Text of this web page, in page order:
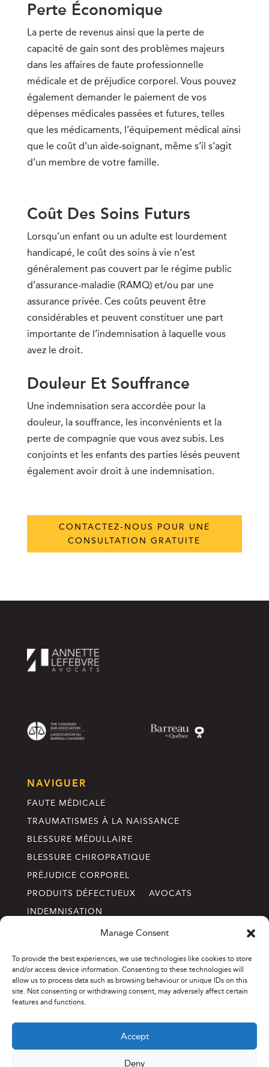
Manage Consent
To provide the best experiences, we use technologies like cookies to store
and/or access device information. Consenting to these technologies will
allow us to process data such as browsing behaviour or unique IDs on this
site. Not consenting or withdrawing consent, may adversely affect certain
features and functions.
Accept
Deny
Perte Économique
La perte de revenus ainsi que la perte de
capacité de gain sont des problèmes majeurs
dans les affaires de faute professionnelle
médicale et de préjudice corporel. Vous pouvez
également demander le paiement de vos
dépenses médicales passées et futures, telles
que les médicaments, l’équipement médical ainsi
que le coût d’un aide-soignant, même s’il s’agit
d’un membre de votre famille.
Coût Des Soins Futurs
Lorsqu’un enfant ou un adulte est lourdement
handicapé, le coût des soins à vie n’est
généralement pas couvert par le régime public
d’assurance-maladie (RAMQ) et/ou par une
assurance privée. Ces coûts peuvent être
considérables et peuvent constituer une part
importante de l’indemnisation à laquelle vous
avez le droit.
Douleur Et Souffrance
Une indemnisation sera accordée pour la
douleur, la souffrance, les inconvénients et la
perte de compagnie que vous avez subis. Les
conjoints et les enfants des parties lésés peuvent
également avoir droit à une indemnisation.
CONTACTEZ-NOUS POUR UNE
CONSULTATION GRATUITE
NAVIGUER
FAUTE MÉDICALE
TRAUMATISMES À LA NAISSANCE
BLESSURE MÉDULLAIRE
BLESSURE CHIROPRATIQUE
PRÉJUDICE CORPOREL
PRODUITS DÉFECTUEUX
AVOCATS
INDEMNISATION
Téléphone: 514-288-1114
Courriel:info@annettelefebvre.com
2185 Rue Crescent, 2ieme Étage
© 2026 Annette Lefebvre Avocats. Tous droits réservés.